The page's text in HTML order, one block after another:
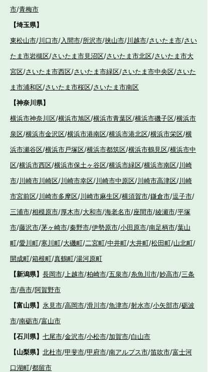
市/青梅市
【埼玉県】
東松山市/川口市/入間市/所沢市/挟山市/川越市/さいたま市/さい
たま市岩槻区/さいたま市見沼区/さいたま市北区/さいたま市大
宮区/さいたま市西区/さいたま市緑区/さいたま市中央区/さいた
ま市浦和区/さいたま市桜区/さいたま市南区
【神奈川県】
横浜市神奈川区/横浜市旭区/横浜市青葉区/横浜市磯子区/横浜市
泉区/横浜市金沢区/横浜市港南区/横浜市港北区/横浜市栄区/横
浜市瀬谷区/横浜市戸塚区/横浜市都筑区/横浜市鶴見区/横浜市中
区/横浜市西区/横浜市保土ヶ谷区/横浜市緑区/横浜市南区/川崎
市/川崎市川崎区/川崎市幸区/川崎市中原区/川崎市高津区/川崎
市宮前区/川崎市多摩区/川崎市麻生区/横須賀市/鎌倉市/逗子市/
三浦市/相模原市/厚木市/大和市/海老名市/座間市/綾瀬市/平塚
市/藤沢市/茅ヶ崎市/秦野市/伊勢原市/小田原市/南足柄市/葉山
町/愛川町/寒川町/大磯町/二宮町/中井町/大井町/松田町/山北町/
開成町/箱根町/真鶴町/湯河原町
【新潟県】 長岡市/ 上越市/柏崎市/五泉市/糸魚川市/妙高市/三条
市/燕市/阿賀野市
【富山県】 氷見市/高岡市/滑川市/魚津市/射水市/小矢部市/砺波
市/南砺市/富山市
【石川県】 七尾市/金沢市/小松市/加賀市/白山市
【山梨県】 北杜市/甲斐市/甲府市/南アルプス市/笛吹市/富士河
口湖町/都留市